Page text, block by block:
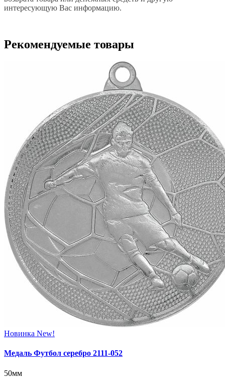
интересующую Вас информацию.
Рекомендуемые товары
Новинка New!
Медаль Футбол серебро 2111-052
50мм